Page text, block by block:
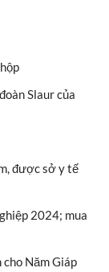
Slaur của
được sở y tế
2024; mua
Năm Giáp